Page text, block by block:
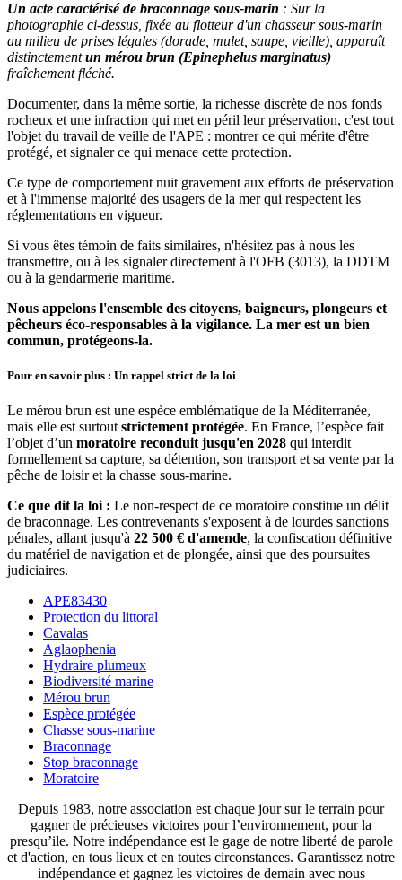
Un acte caractérisé de braconnage sous-marin : Sur la
photographie ci-dessus, fixée au flotteur d'un chasseur sous-marin
au milieu de prises légales (dorade, mulet, saupe, vieille), apparaît
distinctementun mérou brun (Epinephelus marginatus)
fraîchement fléché.
Documenter, dans la même sortie, la richesse discrète de nos fonds
rocheux et une infraction qui met en péril leur préservation, c'est tout
l'objet du travail de veille de l'APE : montrer ce qui mérite d'être
protégé, et signaler ce qui menace cette protection.
Ce type de comportement nuit gravement aux efforts de préservation
et à l'immense majorité des usagers de la mer qui respectent les
réglementations en vigueur.
Si vous êtes témoin de faits similaires, n'hésitez pas à nous les
transmettre, ou à les signaler directement à l'OFB (3013), la DDTM
ou à la gendarmerie maritime.
Nous appelons l'ensemble des citoyens, baigneurs, plongeurs et
pêcheurs éco-responsables à la vigilance. La mer est un bien
commun, protégeons-la.
Pour en savoir plus : Un rappel strict de la loi
Le mérou brun est une espèce emblématique de la Méditerranée,
mais elle est surtout strictement protégée. En France, l’espèce fait
l’objet d’un moratoire reconduit jusqu'en 2028 qui interdit
formellement sa capture, sa détention, son transport et sa vente par la
pêche de loisir et la chasse sous-marine.
Ce que dit la loi : Le non-respect de ce moratoire constitue un délit
de braconnage. Les contrevenants s'exposent à de lourdes sanctions
pénales, allant jusqu'à 22 500 € d'amende, la confiscation définitive
du matériel de navigation et de plongée, ainsi que des poursuites
judiciaires.
APE83430
Protection du littoral
Cavalas
Aglaophenia
Hydraire plumeux
Biodiversité marine
Mérou brun
Espèce protégée
Chasse sous-marine
Braconnage
Stop braconnage
Moratoire
Depuis 1983, notre association est chaque jour sur le terrain pour
gagner de précieuses victoires pour l’environnement, pour la
presqu’ile. Notre indépendance est le gage de notre liberté de parole
et d'action, en tous lieux et en toutes circonstances. Garantissez notre
indépendance et gagnez les victoires de demain avec nous